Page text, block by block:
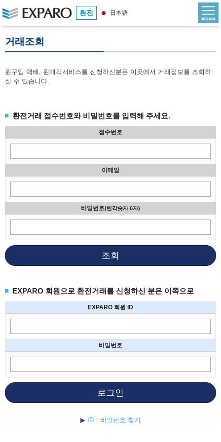
환전 日本語
거래조회
원구입 택배, 원매각서비스를 신청하신분은 이곳에서 거래정보를 조회하
실 수 있습니다.
환전거래 접수번호와 비밀번호를 입력해 주세요.
접수번호
이메일
비밀번호(반각숫자 6자)
조회
EXPARO 회원으로 환전거래를 신청하신 분은 이쪽으로
EXPARO 회원 ID
비밀번호
로그인
▶ ID・비밀번호 찾기